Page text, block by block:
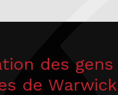
des gens
de Warwick